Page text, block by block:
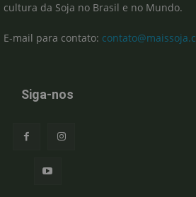
cultura da Soja no Brasil e no Mundo.
E-mail para contato:
Siga-nos